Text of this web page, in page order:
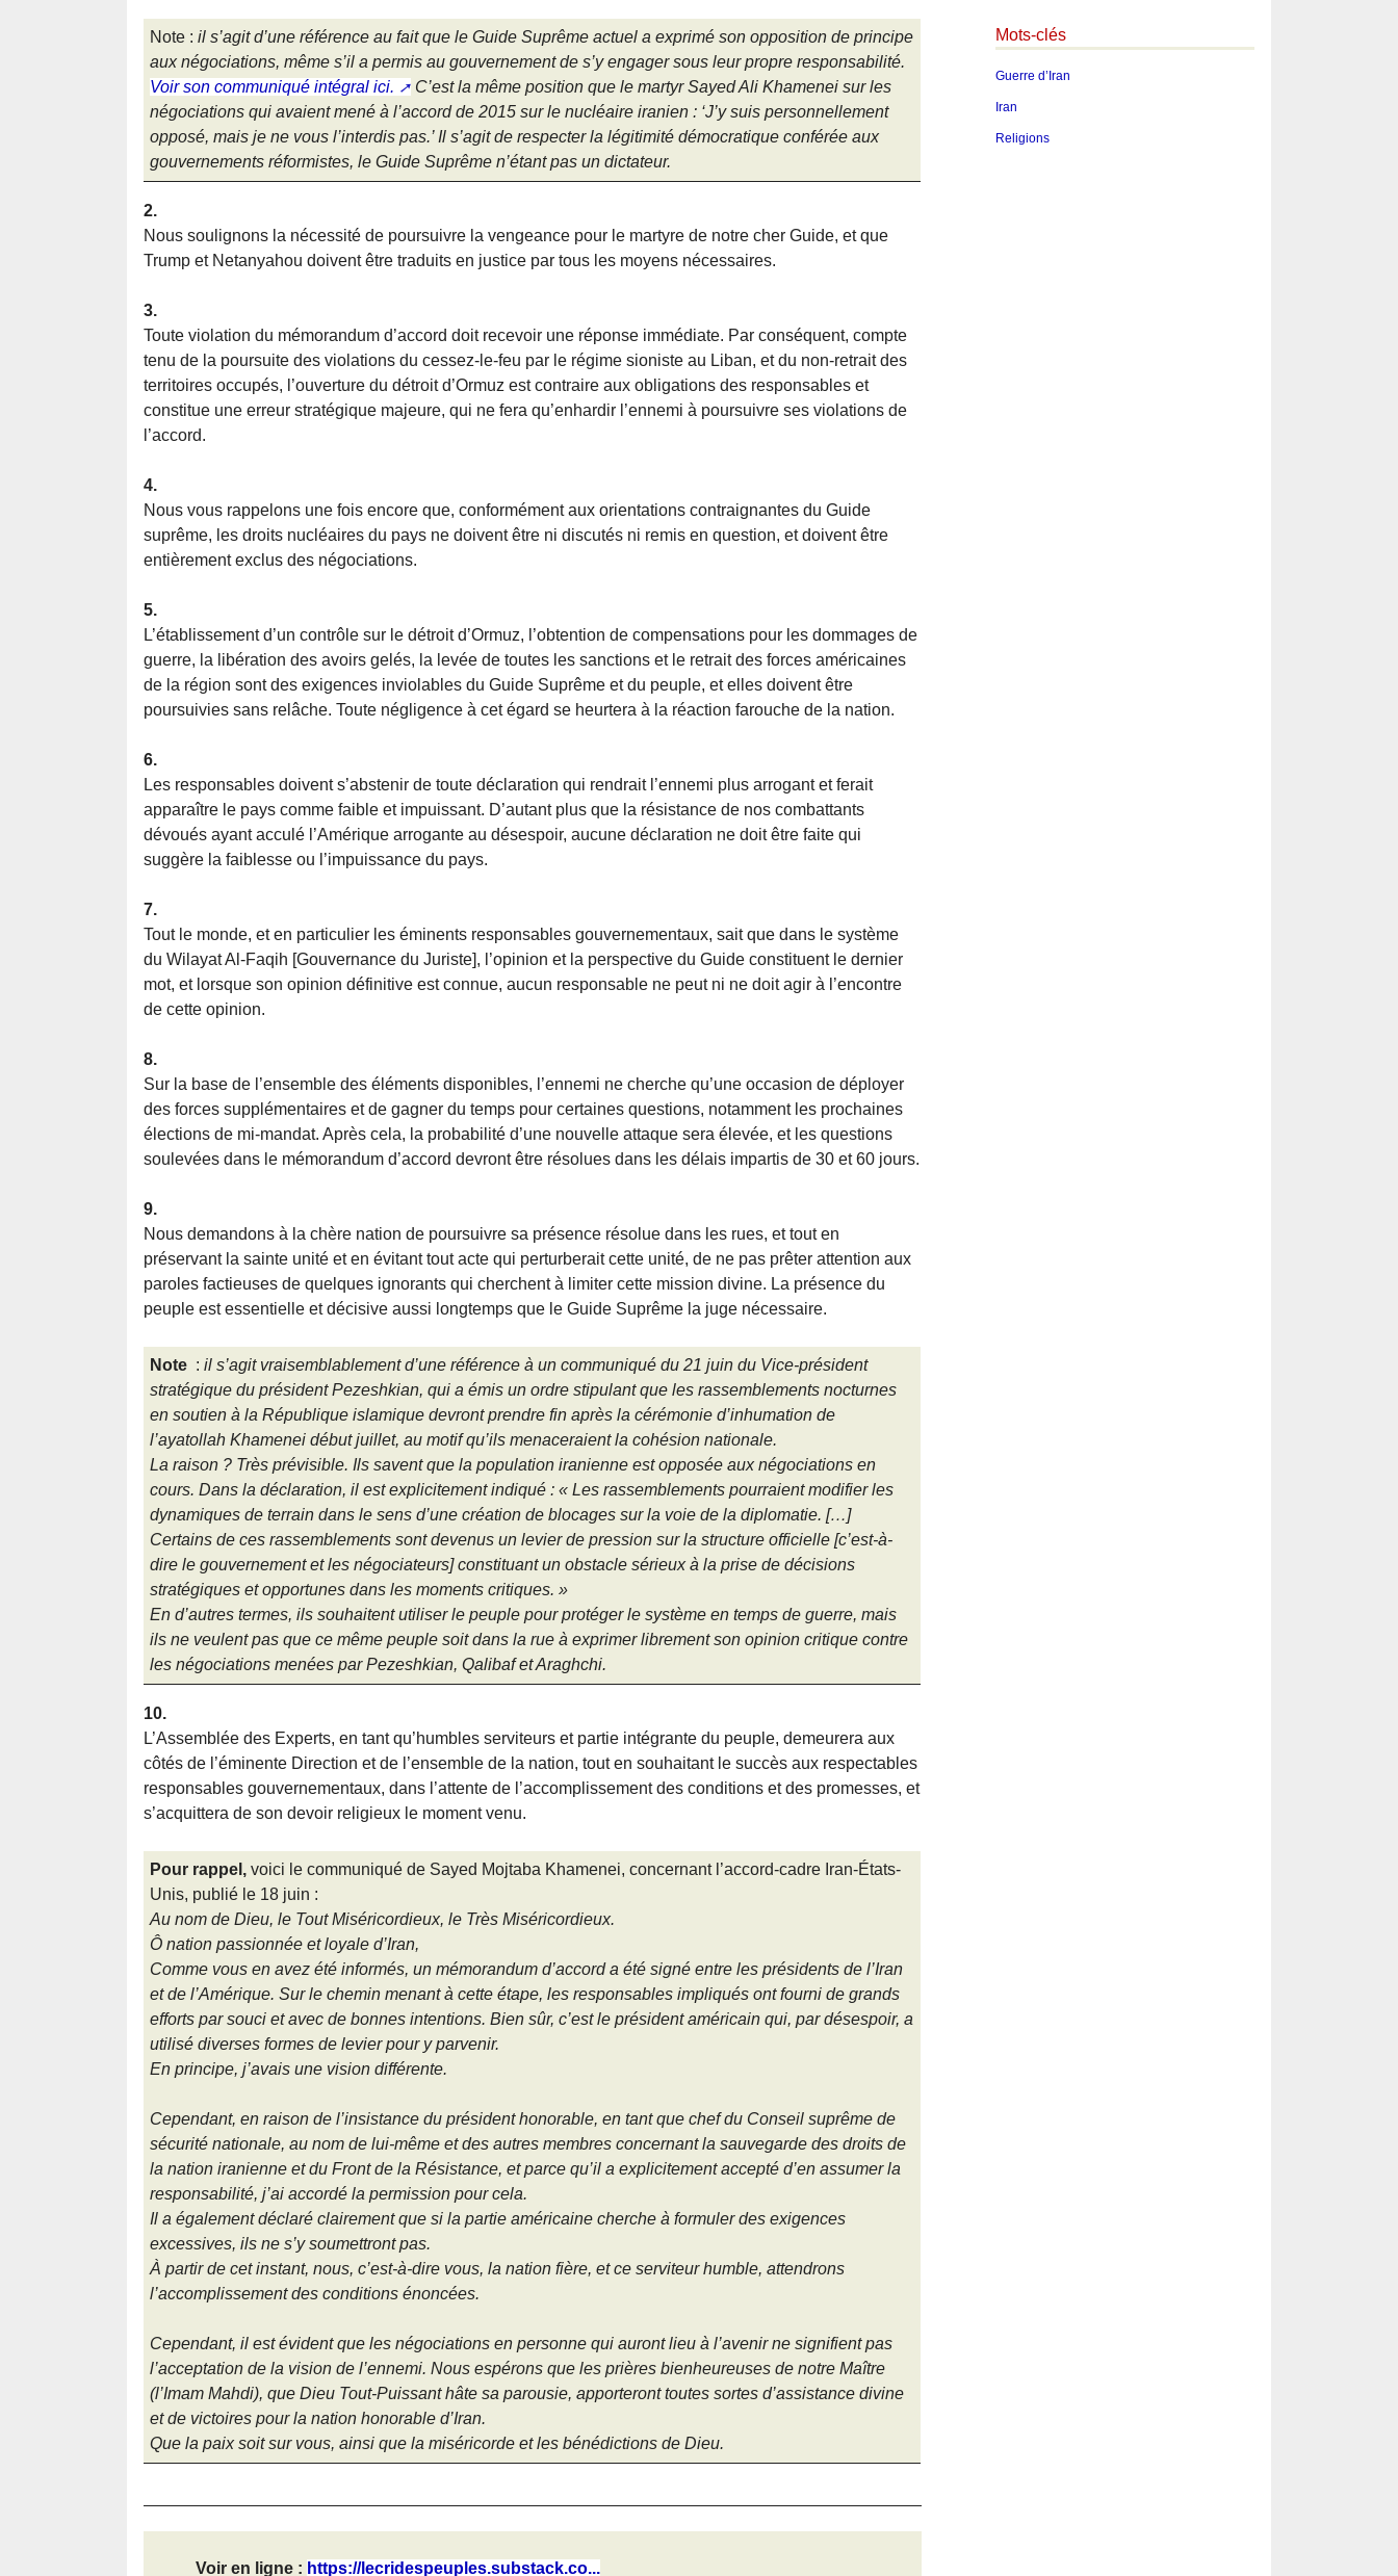
Note : il s’agit d’une référence au fait que le Guide Suprême actuel a exprimé son opposition de principe
aux négociations, même s’il a permis au gouvernement de s’y engager sous leur propre responsabilité.
Voir son communiqué intégral ici.
C’est la même position que le martyr Sayed Ali Khamenei sur les
négociations qui avaient mené à l’accord de 2015 sur le nucléaire iranien : ‘J’y suis personnellement
opposé, mais je ne vous l’interdis pas.’ Il s’agit de respecter la légitimité démocratique conférée aux
gouvernements réformistes, le Guide Suprême n’étant pas un dictateur.
2.
Nous soulignons la nécessité de poursuivre la vengeance pour le martyre de notre cher Guide, et que
Trump et Netanyahou doivent être traduits en justice par tous les moyens nécessaires.
3.
Toute violation du mémorandum d’accord doit recevoir une réponse immédiate. Par conséquent, compte
tenu de la poursuite des violations du cessez-le-feu par le régime sioniste au Liban, et du non-retrait des
territoires occupés, l’ouverture du détroit d’Ormuz est contraire aux obligations des responsables et
constitue une erreur stratégique majeure, qui ne fera qu’enhardir l’ennemi à poursuivre ses violations de
l’accord.
4.
Nous vous rappelons une fois encore que, conformément aux orientations contraignantes du Guide
suprême, les droits nucléaires du pays ne doivent être ni discutés ni remis en question, et doivent être
entièrement exclus des négociations.
5.
L’établissement d’un contrôle sur le détroit d’Ormuz, l’obtention de compensations pour les dommages de
guerre, la libération des avoirs gelés, la levée de toutes les sanctions et le retrait des forces américaines
de la région sont des exigences inviolables du Guide Suprême et du peuple, et elles doivent être
poursuivies sans relâche. Toute négligence à cet égard se heurtera à la réaction farouche de la nation.
6.
Les responsables doivent s’abstenir de toute déclaration qui rendrait l’ennemi plus arrogant et ferait
apparaître le pays comme faible et impuissant. D’autant plus que la résistance de nos combattants
dévoués ayant acculé l’Amérique arrogante au désespoir, aucune déclaration ne doit être faite qui
suggère la faiblesse ou l’impuissance du pays.
7.
Tout le monde, et en particulier les éminents responsables gouvernementaux, sait que dans le système
du Wilayat Al-Faqih [Gouvernance du Juriste], l’opinion et la perspective du Guide constituent le dernier
mot, et lorsque son opinion définitive est connue, aucun responsable ne peut ni ne doit agir à l’encontre
de cette opinion.
8.
Sur la base de l’ensemble des éléments disponibles, l’ennemi ne cherche qu’une occasion de déployer
des forces supplémentaires et de gagner du temps pour certaines questions, notamment les prochaines
élections de mi-mandat. Après cela, la probabilité d’une nouvelle attaque sera élevée, et les questions
soulevées dans le mémorandum d’accord devront être résolues dans les délais impartis de 30 et 60 jours.
9.
Nous demandons à la chère nation de poursuivre sa présence résolue dans les rues, et tout en
préservant la sainte unité et en évitant tout acte qui perturberait cette unité, de ne pas prêter attention aux
paroles factieuses de quelques ignorants qui cherchent à limiter cette mission divine. La présence du
peuple est essentielle et décisive aussi longtemps que le Guide Suprême la juge nécessaire.
Note : il s’agit vraisemblablement d’une référence à un communiqué du 21 juin du Vice-président
stratégique du président Pezeshkian, qui a émis un ordre stipulant que les rassemblements nocturnes
en soutien à la République islamique devront prendre fin après la cérémonie d’inhumation de
l’ayatollah Khamenei début juillet, au motif qu’ils menaceraient la cohésion nationale.
La raison ? Très prévisible. Ils savent que la population iranienne est opposée aux négociations en
cours. Dans la déclaration, il est explicitement indiqué : « Les rassemblements pourraient modifier les
dynamiques de terrain dans le sens d’une création de blocages sur la voie de la diplomatie. […]
Certains de ces rassemblements sont devenus un levier de pression sur la structure officielle [c’est-à-
dire le gouvernement et les négociateurs] constituant un obstacle sérieux à la prise de décisions
stratégiques et opportunes dans les moments critiques. »
En d’autres termes, ils souhaitent utiliser le peuple pour protéger le système en temps de guerre, mais
ils ne veulent pas que ce même peuple soit dans la rue à exprimer librement son opinion critique contre
les négociations menées par Pezeshkian, Qalibaf et Araghchi.
10.
L’Assemblée des Experts, en tant qu’humbles serviteurs et partie intégrante du peuple, demeurera aux
côtés de l’éminente Direction et de l’ensemble de la nation, tout en souhaitant le succès aux respectables
responsables gouvernementaux, dans l’attente de l’accomplissement des conditions et des promesses, et
s’acquittera de son devoir religieux le moment venu.
Pour rappel, voici le communiqué de Sayed Mojtaba Khamenei, concernant l’accord-cadre Iran-États-
Unis, publié le 18 juin :
Au nom de Dieu, le Tout Miséricordieux, le Très Miséricordieux.
Ô nation passionnée et loyale d’Iran,
Comme vous en avez été informés, un mémorandum d’accord a été signé entre les présidents de l’Iran
et de l’Amérique. Sur le chemin menant à cette étape, les responsables impliqués ont fourni de grands
efforts par souci et avec de bonnes intentions. Bien sûr, c’est le président américain qui, par désespoir, a
utilisé diverses formes de levier pour y parvenir.
En principe, j’avais une vision différente.
Cependant, en raison de l’insistance du président honorable, en tant que chef du Conseil suprême de
sécurité nationale, au nom de lui-même et des autres membres concernant la sauvegarde des droits de
la nation iranienne et du Front de la Résistance, et parce qu’il a explicitement accepté d’en assumer la
responsabilité, j’ai accordé la permission pour cela.
Il a également déclaré clairement que si la partie américaine cherche à formuler des exigences
excessives, ils ne s’y soumettront pas.
À partir de cet instant, nous, c’est-à-dire vous, la nation fière, et ce serviteur humble, attendrons
l’accomplissement des conditions énoncées.
Cependant, il est évident que les négociations en personne qui auront lieu à l’avenir ne signifient pas
l’acceptation de la vision de l’ennemi. Nous espérons que les prières bienheureuses de notre Maître
(l’Imam Mahdi), que Dieu Tout-Puissant hâte sa parousie, apporteront toutes sortes d’assistance divine
et de victoires pour la nation honorable d’Iran.
Que la paix soit sur vous, ainsi que la miséricorde et les bénédictions de Dieu.
Voir en ligne : https://lecridespeuples.substack.co...
Mots-clés
Guerre d’Iran
Iran
Religions